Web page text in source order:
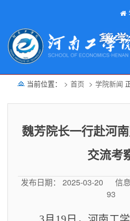
当前位置： 首页 学院新闻
魏芳院长一行赴河
交流考
发布日期： 2025-03-20 信
93